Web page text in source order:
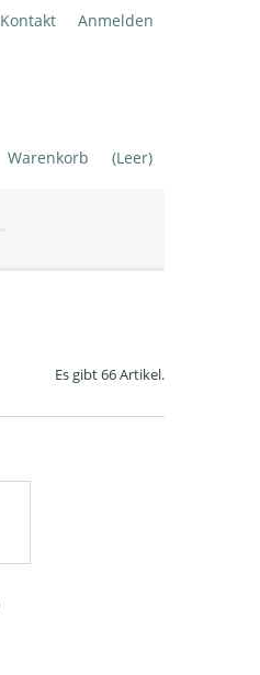
Anmelden
Kontakt
Warenkorb (Leer)
Es gibt 66 Artikel.